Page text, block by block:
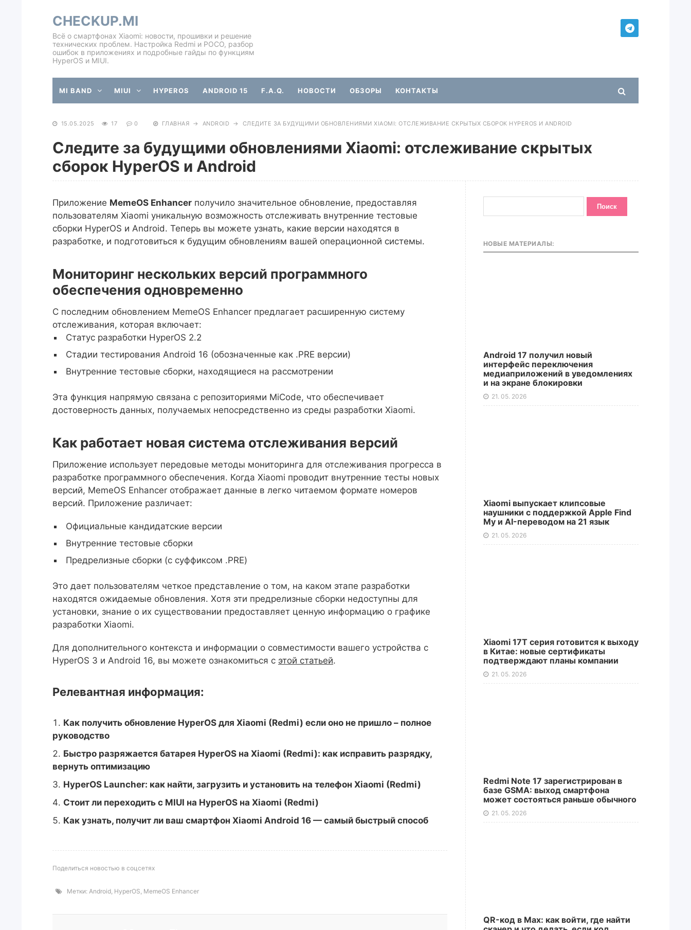
CHECKUP.MI
Всё о смартфонах Xiaomi: новости, прошивки и решение
технических проблем. Настройка Redmi и POCO, разбор
ошибок в приложениях и подробные гайды по функциям
HyperOS и MIUI.
MI BAND MIUI HYPEROS ANDROID 15 F.A.Q. НОВОСТИ ОБЗОРЫ КОНТАКТЫ
15.05.2025 17 0 ГЛАВНАЯ → ANDROID → СЛЕДИТЕ ЗА БУДУЩИМИ ОБНОВЛЕНИЯМИ XIAOMI: ОТСЛЕЖИВАНИЕ СКРЫТЫХ СБОРОК HYPEROS И ANDROID
Следите за будущими обновлениями Xiaomi: отслеживание скрытых
сборок HyperOS и Android
Приложение MemeOS Enhancer получило значительное обновление, предоставляя
пользователям Xiaomi уникальную возможность отслеживать внутренние тестовые
сборки HyperOS и Android. Теперь вы можете узнать, какие версии находятся в
разработке, и подготовиться к будущим обновлениям вашей операционной системы.
Мониторинг нескольких версий программного
обеспечения одновременно
С последним обновлением MemeOS Enhancer предлагает расширенную систему
отслеживания, которая включает:
Статус разработки HyperOS 2.2
Стадии тестирования Android 16 (обозначенные как .PRE версии)
Внутренние тестовые сборки, находящиеся на рассмотрении
Эта функция напрямую связана с репозиториями MiCode, что обеспечивает
достоверность данных, получаемых непосредственно из среды разработки Xiaomi.
Как работает новая система отслеживания версий
Приложение использует передовые методы мониторинга для отслеживания прогресса в
разработке программного обеспечения. Когда Xiaomi проводит внутренние тесты новых
версий, MemeOS Enhancer отображает данные в легко читаемом формате номеров
версий. Приложение различает:
Официальные кандидатские версии
Внутренние тестовые сборки
Предрелизные сборки (с суффиксом .PRE)
Это дает пользователям четкое представление о том, на каком этапе разработки
находятся ожидаемые обновления. Хотя эти предрелизные сборки недоступны для
установки, знание о их существовании предоставляет ценную информацию о графике
разработки Xiaomi.
Для дополнительного контекста и информации о совместимости вашего устройства с
HyperOS 3 и Android 16, вы можете ознакомиться с этой статьей.
Релевантная информация:
Как получить обновление HyperOS для Xiaomi (Redmi) если оно не пришло – полное
руководство
Быстро разряжается батарея HyperOS на Xiaomi (Redmi): как исправить разрядку,
вернуть оптимизацию
HyperOS Launcher: как найти, загрузить и установить на телефон Xiaomi (Redmi)
Стоит ли переходить с MIUI на HyperOS на Xiaomi (Redmi)
Как узнать, получит ли ваш смартфон Xiaomi Android 16 — самый быстрый способ
Поделиться новостью в соцсетях
Метки: Android, HyperOS, MemeOS Enhancer
НОВЫЕ МАТЕРИАЛЫ:
Android 17 получил новый
интерфейс переключения
медиаприложений в уведомлениях
и на экране блокировки
21. 05. 2026
Xiaomi выпускает клипсовые
наушники с поддержкой Apple Find
My и AI-переводом на 21 язык
21. 05. 2026
Xiaomi 17T серия готовится к выходу
в Китае: новые сертификаты
подтверждают планы компании
21. 05. 2026
Redmi Note 17 зарегистрирован в
базе GSMA: выход смартфона
может состояться раньше обычного
21. 05. 2026
QR-код в Max: как войти, где найти